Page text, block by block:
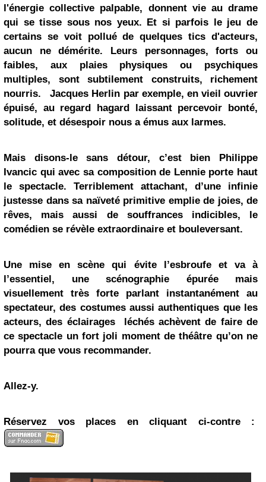
l'énergie collective palpable, donnent vie au drame
qui se tisse sous nos yeux. Et si parfois le jeu de
certains se voit pollué de quelques tics d'acteurs,
aucun ne démérite. Leurs personnages, forts ou
faibles, aux plaies physiques ou psychiques
multiples, sont subtilement construits, richement
nourris.Jacques Herlin par exemple, en vieil ouvrier
épuisé, au regard hagard laissant percevoir bonté,
solitude, et désespoir nous a émus aux larmes.
Mais disons-le sans détour, c’est bien Philippe
Ivancic qui avec sa composition de Lennie porte haut
le spectacle. Terriblement attachant, d’une infinie
justesse dans sa naïveté primitive emplie de joies, de
rêves, mais aussi de souffrances indicibles, le
comédien se révèle extraordinaire et bouleversant.
Une mise en scène qui évite l’esbroufe et va à
l’essentiel, une scénographie épurée mais
visuellement très forte parlant instantanément au
spectateur, des costumes aussi authentiques que les
acteurs, des éclairages léchés achèvent de faire de
ce spectacle un fort joli moment de théâtre qu’on ne
pourra que vous recommander.
Allez-y.
Réservez vos places en cliquant ci-contre :